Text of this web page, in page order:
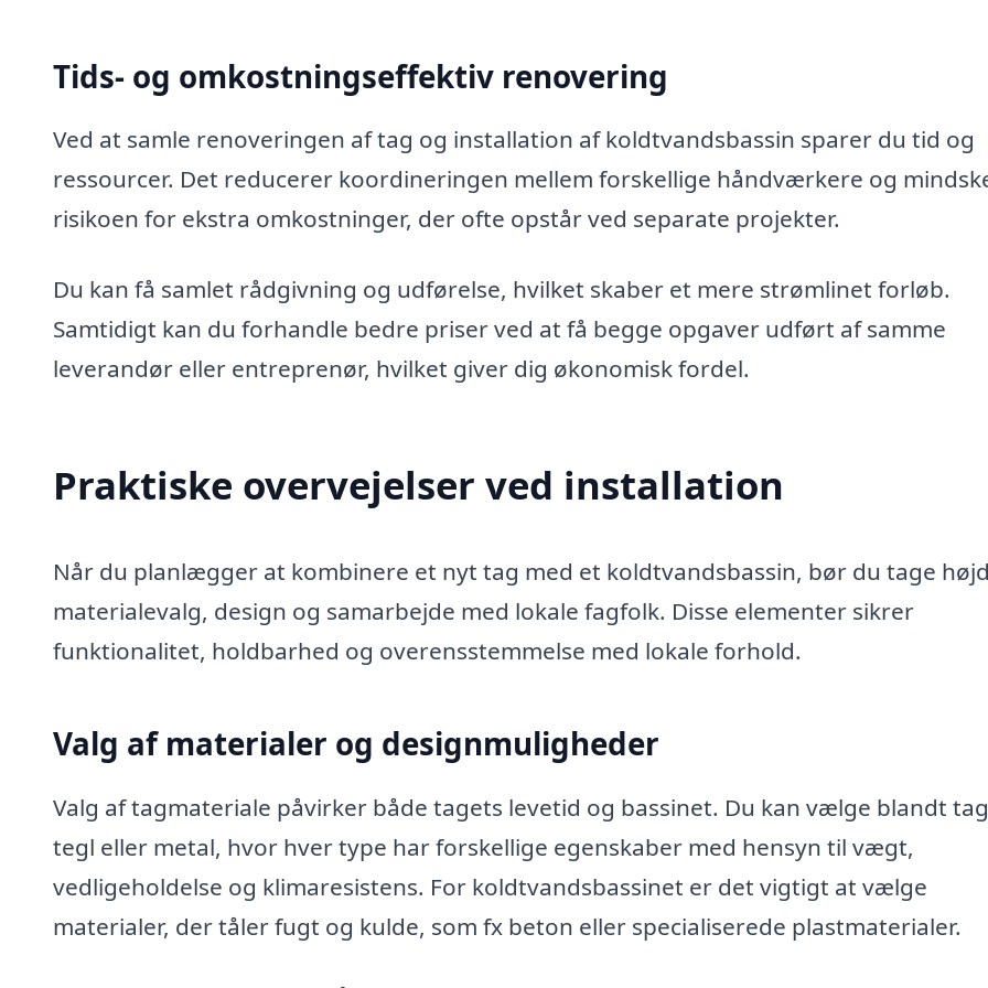
Tids- og omkostningseffektiv renovering
Ved at samle renoveringen af tag og installation af koldtvandsbassin sparer du tid og
ressourcer. Det reducerer koordineringen mellem forskellige håndværkere og
risikoen for ekstra omkostninger, der ofte opstår ved separate projekter.
Du kan få samlet rådgivning og udførelse, hvilket skaber et mere strømlinet forløb.
Samtidigt kan du forhandle bedre priser ved at få begge opgaver udført af samme
leverandør eller entreprenør, hvilket giver dig økonomisk fordel.
Praktiske overvejelser ved installation
Når du planlægger at kombinere et nyt tag med et koldtvandsbassin, bør du tage
materialevalg, design og samarbejde med lokale fagfolk. Disse elementer sikrer
funktionalitet, holdbarhed og overensstemmelse med lokale forhold.
Valg af materialer og designmuligheder
Valg af tagmateriale påvirker både tagets levetid og bassinet. Du kan vælge blandt
tegl eller metal, hvor hver type har forskellige egenskaber med hensyn til vægt,
vedligeholdelse og klimaresistens. For koldtvandsbassinet er det vigtigt at vælge
materialer, der tåler fugt og kulde, som fx beton eller specialiserede plastmaterialer.